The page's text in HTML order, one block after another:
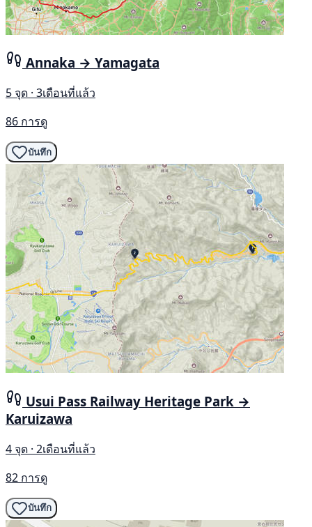
Annaka → Yamagata
5 จุด · 3เดือนที่แล้ว
86 การดู
บันทึก
Usui Pass Railway Heritage Park →
Karuizawa
4 จุด · 2เดือนที่แล้ว
82 การดู
บันทึก